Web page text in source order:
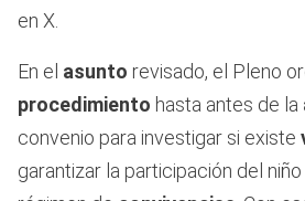
en X.
En el asunto revisado, el Pleno
procedimiento hasta antes de la
convenio para investigar si existe
garantizar la participación del